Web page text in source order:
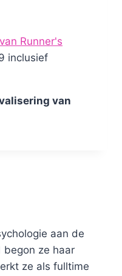
Runner's
inclusief
van
aan de
begon ze haar
ze als fulltime